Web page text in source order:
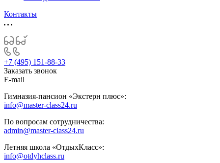
Контакты
+7 (495) 151-88-33
Заказать звонок
E-mail
Гимназия-пансион «Экстерн плюс»:
info@master-class24.ru
По вопросам сотрудничества:
admin@master-class24.ru
Летняя школа «ОтдыхКласс»:
info@otdyhclass.ru